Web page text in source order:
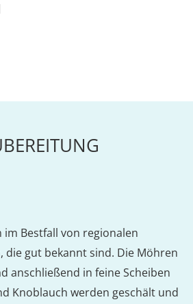
im Bestfall von regionalen
die gut bekannt sind. Die Möhren
anschließend in feine Scheiben
Knoblauch werden geschält und